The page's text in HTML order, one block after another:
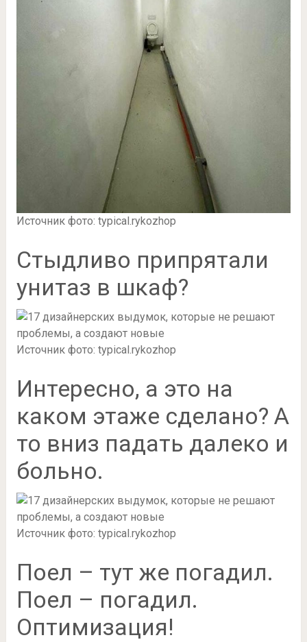
Источник фото: typical.rykozhop
Стыдливо припрятали
унитаз в шкаф?
Источник фото: typical.rykozhop
Интересно, а это на
каком этаже сделано? А
то вниз падать далеко и
больно.
Источник фото: typical.rykozhop
Поел – тут же погадил.
Поел – погадил.
Оптимизация!